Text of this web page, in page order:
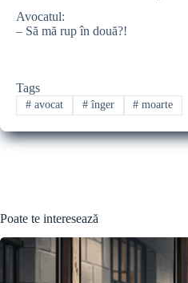
Avocatul:
– Să mă rup în două?!
Tags
#avocat #înger # moarte
Poate te interesează